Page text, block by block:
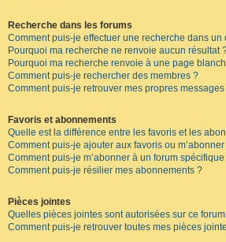
Recherche dans les forums
Comment puis-je effectuer une recherche dans un
Pourquoi ma recherche ne renvoie aucun résultat
Pourquoi ma recherche renvoie à une page
Comment puis-je rechercher des membres ?
Comment puis-je retrouver mes propres
Favoris et abonnements
Quelle est la différence entre les favoris et les
Comment puis-je ajouter aux favoris ou
Comment puis-je m’abonner à un forum spécifique
Comment puis-je résilier mes abonnements ?
Pièces jointes
Quelles pièces jointes sont autorisées sur ce
Comment puis-je retrouver toutes mes pièces